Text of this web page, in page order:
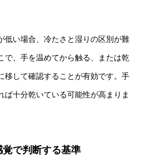
低い場合、冷たさと湿りの区別が難
で、手を温めてから触る、または乾
移して確認することが有効です。手
ば十分乾いている可能性が高まりま
覚で判断する基準